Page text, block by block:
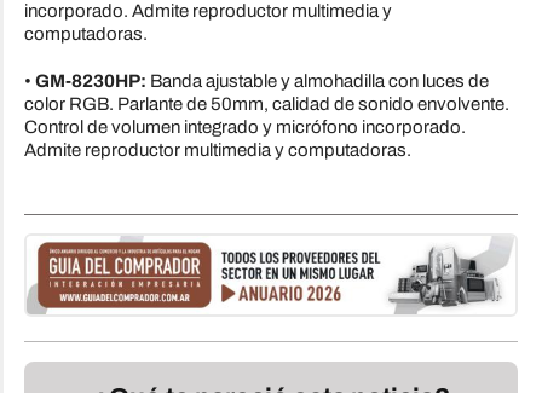
incorporado. Admite reproductor multimedia y
computadoras.
• GM-8230HP: Banda ajustable y almohadilla con luces de
color RGB. Parlante de 50mm, calidad de sonido envolvente.
Control de volumen integrado y micrófono incorporado.
Admite reproductor multimedia y computadoras.